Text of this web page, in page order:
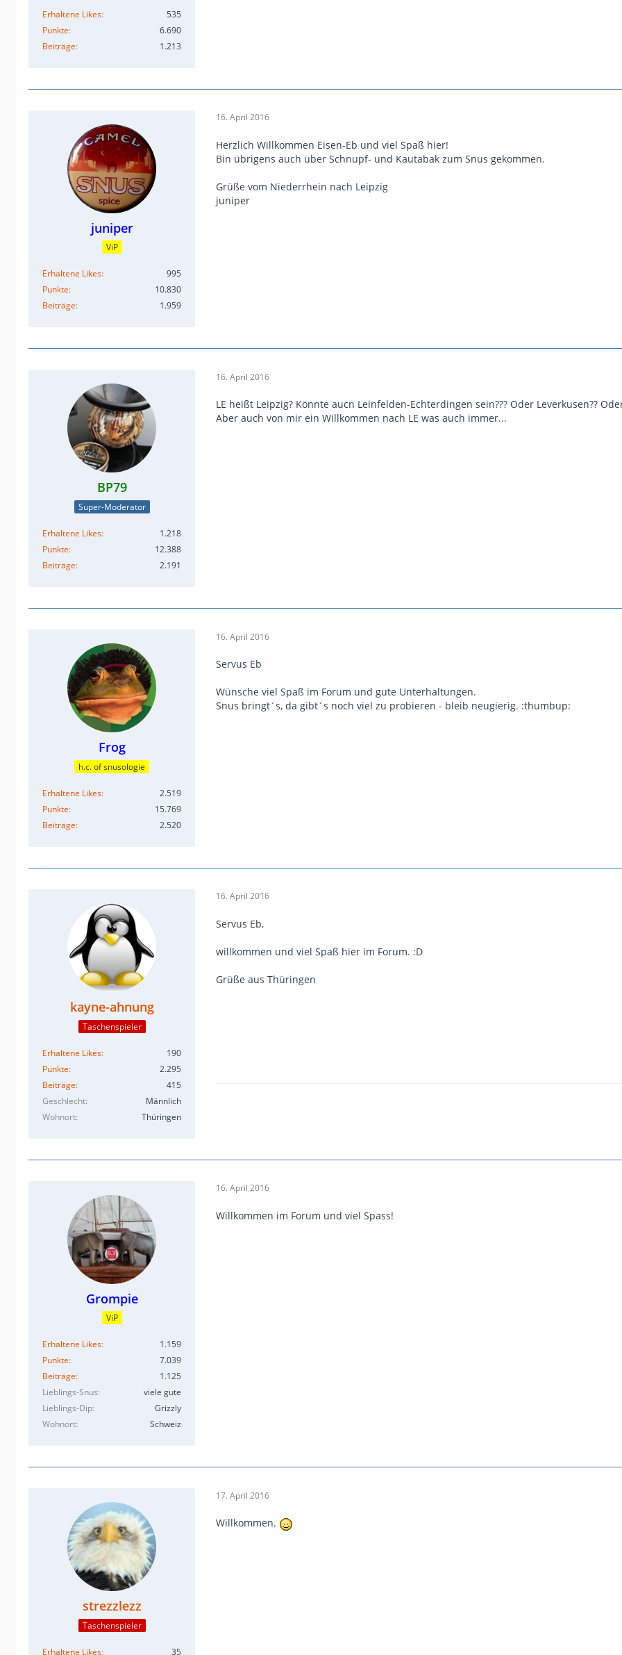
Erhaltene Likes
535
Punkte
6.690
Beiträge
1.213
juniper
ViP
Erhaltene Likes
995
Punkte
10.830
Beiträge
1.959
16. April 2016
Herzlich Willkommen Eisen-Eb und viel Spaß hier!
Bin übrigens auch über Schnupf- und Kautabak zum Snus gekommen.
Grüße vom Niederrhein nach Leipzig
juniper
BP79
Super-Moderator
Erhaltene Likes
1.218
Punkte
12.388
Beiträge
2.191
16. April 2016
LE heißt Leipzig? Könnte aucn Leinfelden-Echterdingen sein??? Oder Leverkusen?? Oder
Aber auch von mir ein Willkommen nach LE was auch immer...
Frog
h.c. of snusologie
Erhaltene Likes
2.519
Punkte
15.769
Beiträge
2.520
16. April 2016
Servus Eb
Wünsche viel Spaß im Forum und gute Unterhaltungen.
Snus bringt´s, da gibt´s noch viel zu probieren - bleib neugierig. :thumbup:
kayne-ahnung
Taschenspieler
Erhaltene Likes
190
Punkte
2.295
Beiträge
415
Geschlecht
Männlich
Wohnort
Thüringen
16. April 2016
Servus Eb,
willkommen und viel Spaß hier im Forum. :D
Grüße aus Thüringen
Grompie
ViP
Erhaltene Likes
1.159
Punkte
7.039
Beiträge
1.125
Lieblings-Snus
viele gute
Lieblings-Dip
Grizzly
Wohnort
Schweiz
16. April 2016
Willkommen im Forum und viel Spass!
strezzlezz
Taschenspieler
Erhaltene Likes 35
17. April 2016
Willkommen.